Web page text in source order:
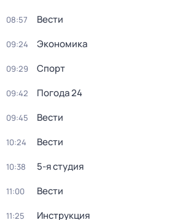
08:57 Вести
09:24 Экономика
09:29 Спорт
09:42 Погода 24
09:45 Вести
10:24 Вести
10:38 5-я студия
11:00 Вести
11:25 Инструкция